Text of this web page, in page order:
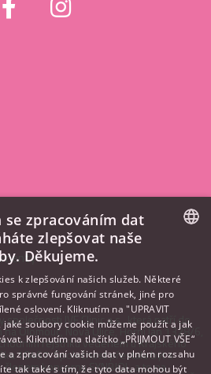
společnosti IVF Clinic a.s., která patří do
na Olomouc, Nová Ulice, Horní lán 1328/6,
rejstříku vedeném u Krajského
10467. Společnost přestala být s
koncernu SYNBIOL, a to na
ENGLISH
ITALIAN
se zpracováním dat
zlepšovat naše
Děkujeme.
k zlepšování našich služeb. Některé
správné fungování stránek, jiné pro
oslovení. Kliknutím na "UPRAVIT
jaké soubory cookie můžeme použít a jak
Kliknutím na tlačítko „PŘIJMOUT VŠE“
a zpracování vašich dat v plném rozsahu
tak také s tím, že tyto data mohou být